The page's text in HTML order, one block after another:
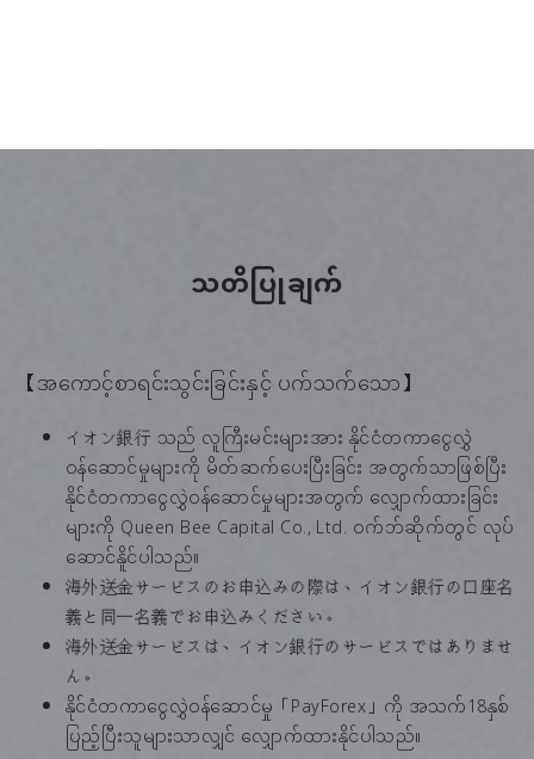
သတိပြုချက်
【အကောင့်စာရင်းသွင်းခြင်းနှင့် ပက်သက်သော】
イオン銀行 သည် လူကြီးမင်းများအား နိုင်ငံတကာငွေလွှဲ
ဝန်ဆောင်မှုများကို မိတ်ဆက်ပေးပြီးခြင်း အတွက်သာဖြစ်ပြီး
နိုင်ငံတကာငွေလွှဲဝန်ဆောင်မှုများအတွက် လျှောက်ထားခြင်း
များကို Queen Bee Capital Co., Ltd. ဝက်ဘ်ဆိုက်တွင် လုပ်
ဆောင်နိူင်ပါသည်။
海外送金サービスのお申込みの際は、イオン銀行の口座名
義と同一名義でお申込みください。
海外送金サービスは、イオン銀行のサービスではありませ
ん。
နိုင်ငံတကာငွေလွှဲဝန်ဆောင်မှု「PayForex」ကို အသက်18နှစ်
ပြည့်ပြီးသူများသာလျှင် လျှောက်ထားနိုင်ပါသည်။